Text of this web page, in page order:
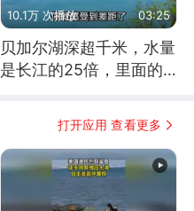
10.1万 次播放 03:25
贝加尔湖深超千米，水量
是长江的25倍，里面的
打开应用 查看更多